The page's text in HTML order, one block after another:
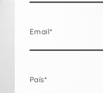
Email*
País*